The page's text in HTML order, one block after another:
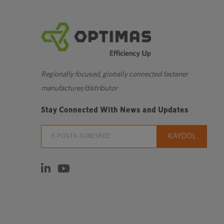
Regionally focused, globally connected fastener
manufacturer/distributor
Stay Connected With News and Updates